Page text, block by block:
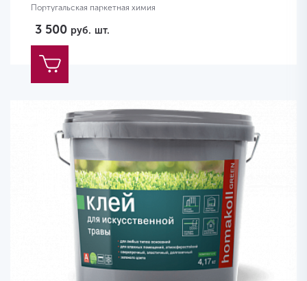
Португальская паркетная химия
3 500 руб. шт.